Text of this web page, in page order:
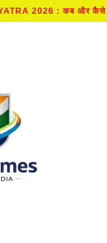
2026 : कब और कैसे